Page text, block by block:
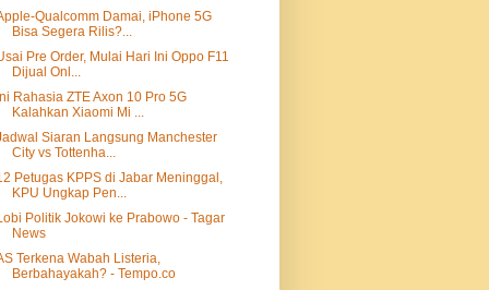
Qualcomm Damai, iPhone 5G
Bisa Segera Rilis?...
Pre Order, Mulai Hari Ini Oppo F11
Dijual Onl...
Rahasia ZTE Axon 10 Pro 5G
Kalahkan Xiaomi Mi ...
Siaran Langsung Manchester
City vs Tottenha...
Petugas KPPS di Jabar Meninggal,
KPU Ungkap Pen...
Politik Jokowi ke Prabowo - Tagar
News
Terkena Wabah Listeria,
Berbahayakah? - Tempo.co